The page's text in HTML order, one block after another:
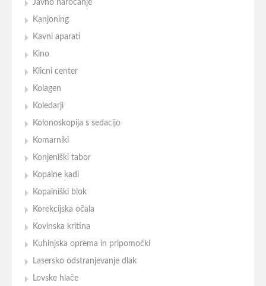
Javno naročanje
Kanjoning
Kavni aparati
Kino
Klicni center
Kolagen
Koledarji
Kolonoskopija s sedacijo
Komarniki
Konjeniški tabor
Kopalne kadi
Kopalniški blok
Korekcijska očala
Kovinska kritina
Kuhinjska oprema in pripomočki
Lasersko odstranjevanje dlak
Lovske hlače